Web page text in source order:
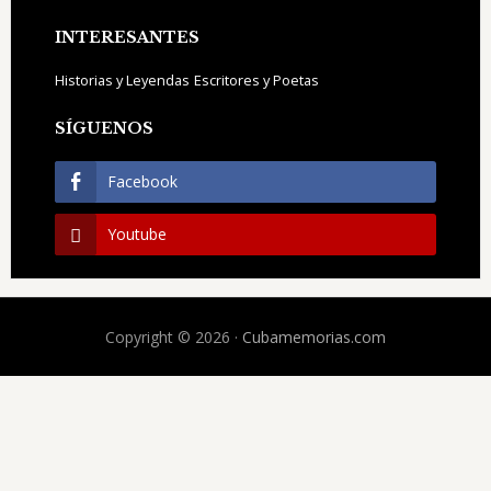
INTERESANTES
Historias y Leyendas Escritores y Poetas
SÍGUENOS
Facebook
Youtube
Copyright © 2026 · Cubamemorias.com